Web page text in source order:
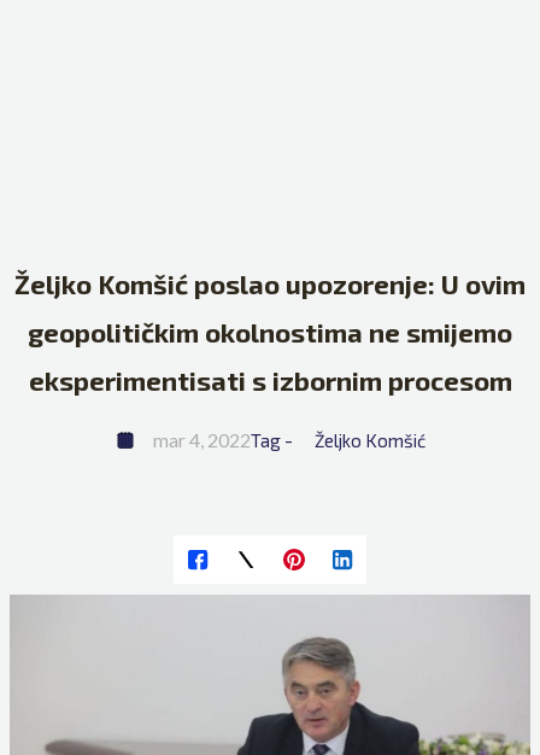
Željko Komšić poslao upozorenje: U ovim
geopolitičkim okolnostima ne smijemo
eksperimentisati s izbornim procesom
mar 4, 2022Tag - Željko Komšić